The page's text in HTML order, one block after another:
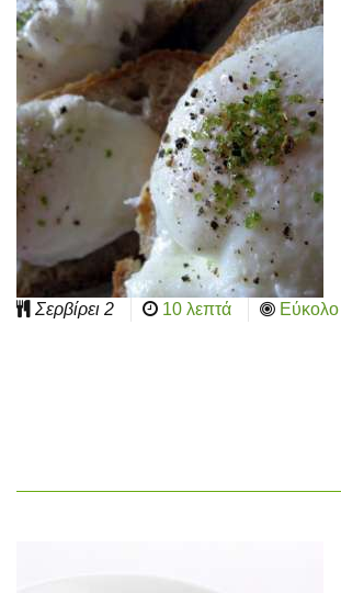
Σερβίρει 2 10 λεπτά Εύκολο